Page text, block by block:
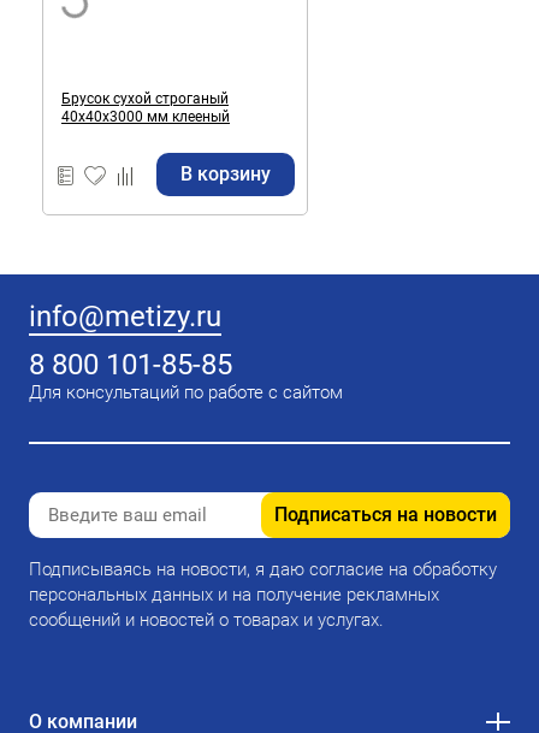
Брусок сухой строганый
40х40х3000 мм клееный
В корзину
info@metizy.ru
8 800 101-85-85
Для консультаций по работе с сайтом
Подписаться на новости
Подписываясь на новости, я даю согласие на обработку
персональных данных и на получение рекламных
сообщений и новостей о товарах и услугах.
О компании